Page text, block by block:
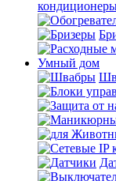
Умный дом